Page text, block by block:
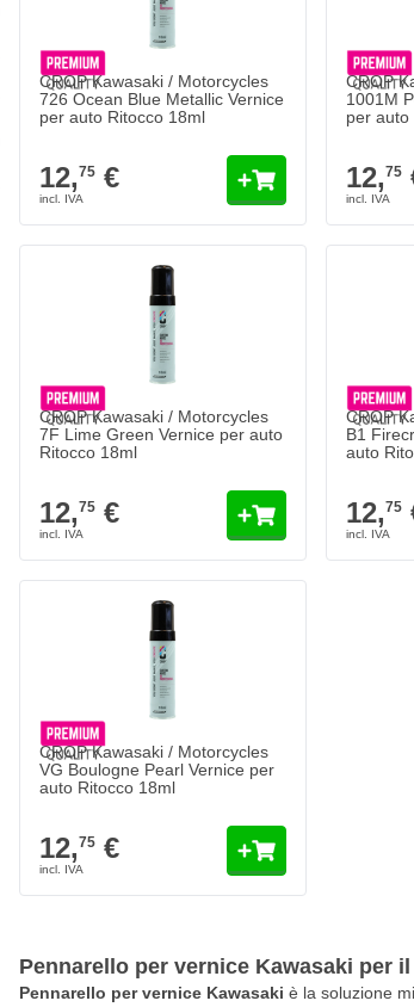
CROP Kawasaki / Motorcycles
726 Ocean Blue Metallic Vernice
per auto Ritocco 18ml
12,75€
CROP
1001M
per auto
12,75
CROP Kawasaki / Motorcycles
7F Lime Green Vernice per auto
Ritocco 18ml
12,75€
CROP
B1
auto
12,75
CROP Kawasaki / Motorcycles
VG Boulogne Pearl Vernice per
auto Ritocco 18ml
12,75€
Pennarello per vernice Kawasaki per
Pennarello per vernice Kawasaki è la soluzione